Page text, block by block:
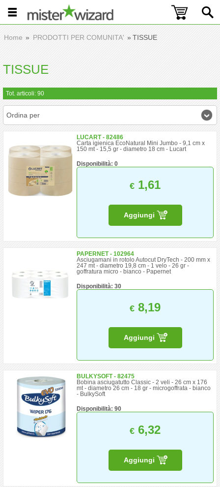
Home PRODOTTI PER COMUNITA' TISSUE
TISSUE
Tot. articoli: 90
Ordina per
LUCART - 82486
Carta igienica EcoNatural Mini Jumbo - 9,1 cm x
150 mt - 15,5 gr - diametro 18 cm - Lucart
Disponibilità: 0
€ 1,61
Aggiungi
PAPERNET - 102964
Asciugamani in rotolo Autocut DryTech - 200 mm x
247 mt - diametro 19,8 cm - 1 velo - 26 gr -
goffratura micro - bianco - Papernet
Disponibilità: 30
€ 8,19
Aggiungi
BULKYSOFT - 82475
Bobina asciugatutto Classic - 2 veli - 26 cm x 176
mt - diametro 26 cm - 18 gr - microgoffrata - bianco
- BulkySoft
Disponibilità: 90
€ 6,32
Aggiungi